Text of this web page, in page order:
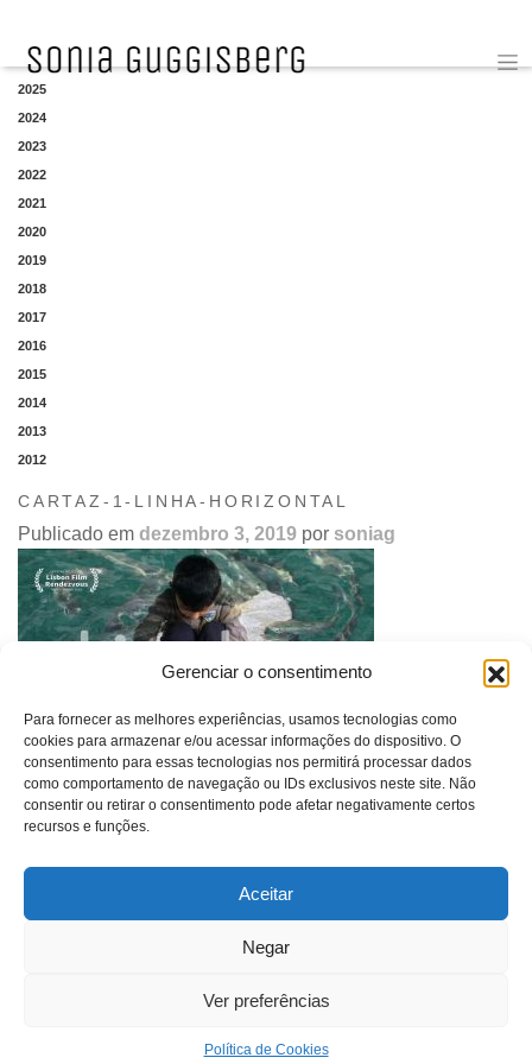
Gerenciar o consentimento
Para fornecer as melhores experiências, usamos tecnologias como
cookies para armazenar e/ou acessar informações do dispositivo. O
consentimento para essas tecnologias nos permitirá processar dados
como comportamento de navegação ou IDs exclusivos neste site. Não
consentir ou retirar o consentimento pode afetar negativamente certos
recursos e funções.
Aceitar
Negar
Ver preferências
Política de Cookies
YEAR
2025
2024
2023
2022
2021
2020
2019
2018
2017
2016
2015
2014
2013
2012
CARTAZ-1-LINHA-HORIZONTAL
Publicado em dezembro 3, 2019 por soniag
Navegação
de
post
Exibição Linha e Partir Lisbon Film Rendezvous
SONIA GUGGISBERG
contato@soniaguggisberg.com.br
©Sonia Guggisberg - 2021 - Todos os direitos reservados.